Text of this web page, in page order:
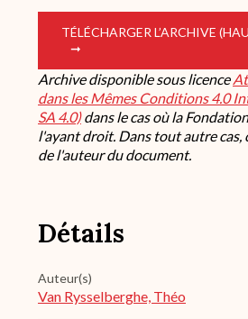
TÉLÉCHARGER L’ARCHIVE
Archive disponible sous licence
dans les Mêmes Conditions 4.0
SA 4.0)dans le cas où la
l'ayant droit. Dans tout autre
de l'auteur du document.
Détails
Auteur(s)
Van Rysselberghe, Théo